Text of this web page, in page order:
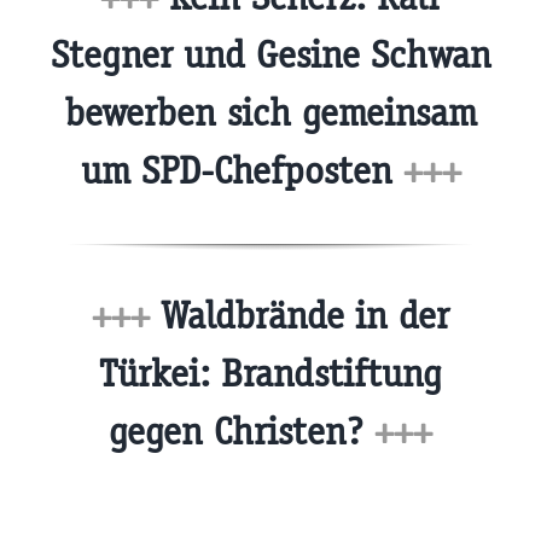
Stegner und Gesine Schwan
bewerben sich gemeinsam
um SPD-Chefposten +++
+++Waldbrände in der
Türkei: Brandstiftung
gegen Christen? +++